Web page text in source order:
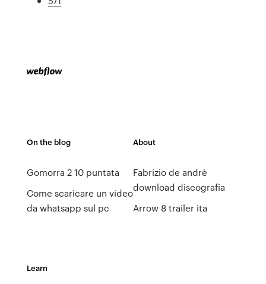
On the blog
Gomorra 2 10 puntata
Come scaricare un video
da whatsapp sul pc
About
Fabrizio de andrè
download discografia
Arrow 8 trailer ita
Learn